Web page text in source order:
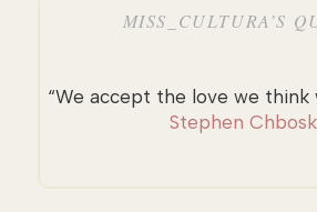
MISS_CULTURA’S
“We accept the love we think
Stephen